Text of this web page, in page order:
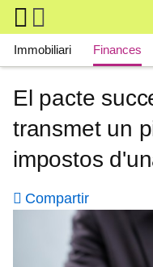
Skip to main content
Main navigation
Immobiliari Finances
El pacte
transmet un
impostos
Compartir